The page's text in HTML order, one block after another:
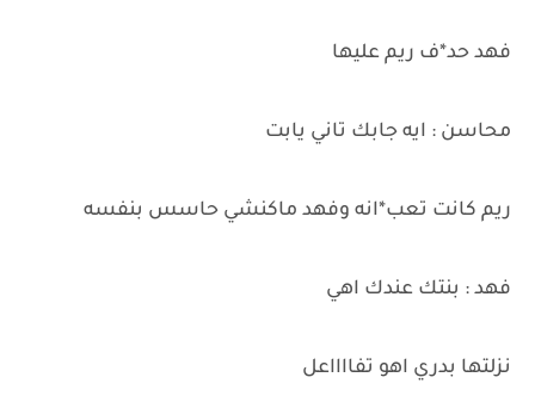
فهد حد*ف ريم عليها
محاسن : ايه جابك تاني يابت
ريم كانت تعب*انه وفهد ماكنشي حاسس بنفسه
فهد : بنتك عندك اهي
نزلتها بدري اهو تفااااعل